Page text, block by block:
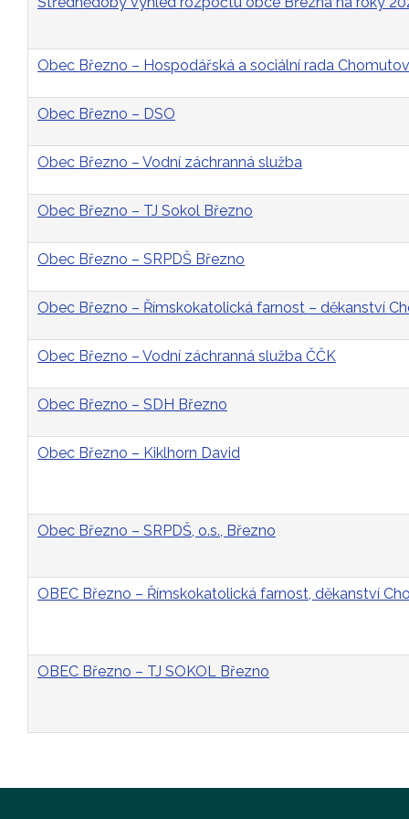
Obec Březno – Hospodářská a sociální rada
Obec Březno – DSO
Obec Březno – Vodní záchranná služba
Obec Březno – TJ Sokol Březno
Obec Březno – SRPDŠ Březno
Obec Březno – Římskokatolická farnost – děkanství
Obec Březno – Vodní záchranná služba ČČK
Obec Březno – SDH Březno
Obec Březno – Kiklhorn David
Obec Březno – SRPDŠ, o.s., Březno
OBEC Březno – Římskokatolická farnost, děkanství
OBEC Březno – TJ SOKOL Březno